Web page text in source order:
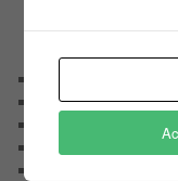
N’oubliez Pas
Tout le monde
Contact